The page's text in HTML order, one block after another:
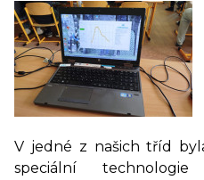
V jedné z našich tříd
speciální